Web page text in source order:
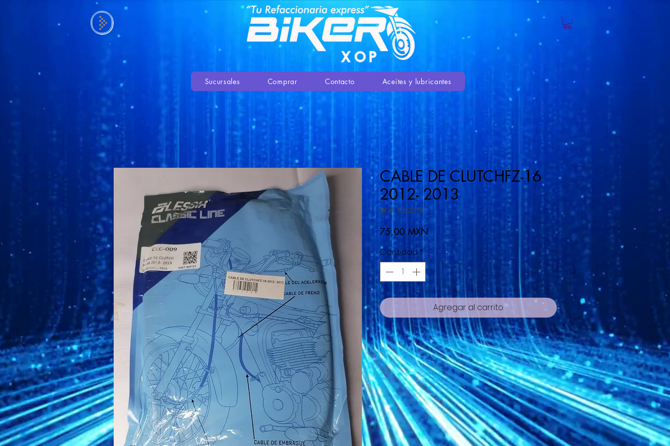
Sucursales Comprar Contacto Aceites y lubricantes
CABLE DE CLUTCHFZ-16
2012- 2013
SKU: CLC009
75,00 MXN
Cantidad *
Agregar al carrito